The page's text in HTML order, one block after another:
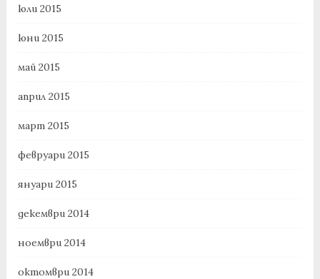
юли 2015
юни 2015
май 2015
април 2015
март 2015
февруари 2015
януари 2015
декември 2014
ноември 2014
октомври 2014